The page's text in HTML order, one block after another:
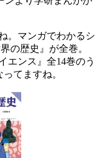
。マンガでわかるシ
の歴史』が全巻。
エンス』全14巻のう
てますね。